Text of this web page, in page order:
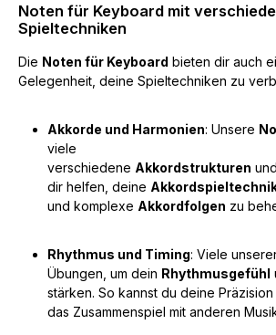
Noten für Keyboard mit
Spieltechniken
Die Noten für Keyboard bieten dir auch
Gelegenheit, deine Spieltechniken zu
Akkorde und Harmonien: Unsere
viele
verschiedene Akkordstrukturen und
dir helfen, deine
und komplexe Akkordfolgen zu
Rhythmus und Timing: Viele
Übungen, um dein Rhythmusgefühl
stärken. So kannst du deine
das Zusammenspiel mit anderen